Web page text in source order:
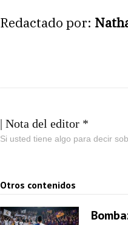
Redactado por:
| Nota del editor *
Si usted tiene algo para decir
Otros contenidos